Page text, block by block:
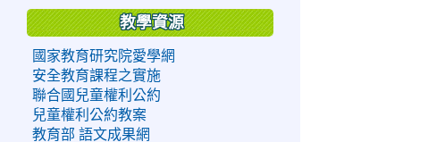
教學資源
國家教育研究院愛學網
安全教育課程之實施
聯合國兒童權利公約
兒童權利公約教案
教育部 語文成果網